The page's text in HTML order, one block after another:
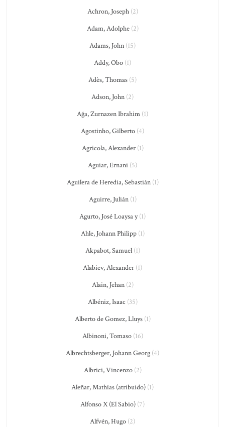
Achron, Joseph(2)
Adam, Adolphe(2)
Adams, John (15)
Addy, Obo (1)
Adès, Thomas (5)
Adson, John (2)
Ağa, Zurnazen Ibrahim (1)
Agostinho, Gilberto (4)
Agricola, Alexander(1)
Aguiar, Ernani (5)
Aguilera de Heredia, Sebastián(1)
Aguirre, Julián(1)
Agurto, José Loaysa y(1)
Ahle, Johann Philipp(1)
Akpabot, Samuel(1)
Alabiev, Alexander (1)
Alain, Jehan(2)
Albéniz, Isaac (35)
Alberto de Gomez, Lluys(1)
Albinoni, Tomaso(16)
Albrechtsberger, Johann Georg (4)
Albrici, Vincenzo(2)
Aleñar, Mathías (atribuido) (1)
Alfonso X (El Sabio) (7)
Alfvén, Hugo (2)